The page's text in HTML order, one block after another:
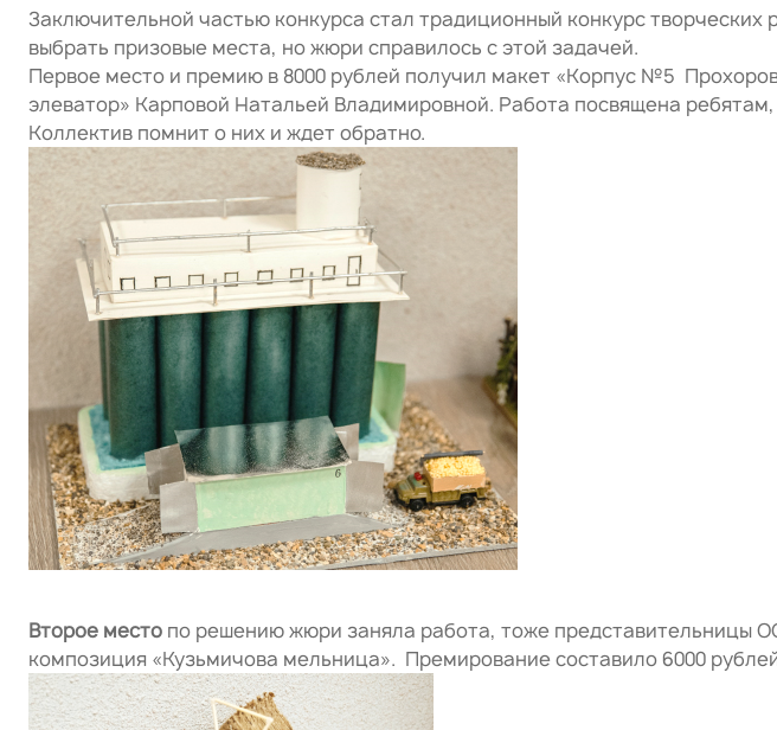
Заключительной частью конкурса стал традиционный конкурс
выбрать призовые места, но жюри справилось с этой задачей.
Первое место и премию в 8000 рублей получил макет «Корпус №5
элеватор» Карповой Натальей Владимировной. Работа посвящена
Коллектив помнит о них и ждет обратно.
Второе место по решению жюри заняла работа, тоже представительницы
композиция «Кузьмичова мельница». Премирование составило 6000